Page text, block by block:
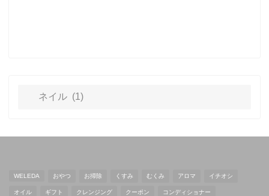
WELEDA おやつ お掃除 くすみ むくみ アロマ イチオシ
オイル ギフト クレンジング クーポン コンディショナー